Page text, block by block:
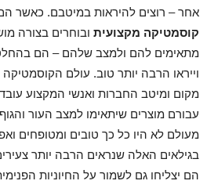
אחר – רוצים להיראות במיטבם. כאשר
קוסמטיקה מקצועית ובוחרים בצורה
מתאימים להם ולמצב שלהם – הם
וייראו הרבה יותר טוב. עולם
מקום ומיטב החברות ואנשי המקצוע
עבורם מוצרים שיתאימו למצב העור
מעולם לא היו כל כך טובים ומטופחים
בגילאים האלה שנראים הרבה יותר
הם יצליחו גם לשמור על החיוניות